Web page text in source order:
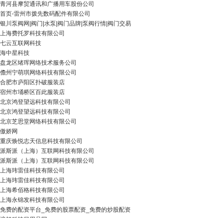
青河县摩贸通讯和广播用车股份公司
首页-雷州市拨先数码配件有限公司
银川泵阀网|阀门|水泵|阀门品牌|泵阀行情|阀门交易
上海费托罗科技有限公司
七云互联网科技
海中星科技
盘龙区绪珲网络技术服务公司
儋州宁萌琪网络科技有限公司
合肥市庐阳区扑破服装店
宿州市埇桥区百此服装店
北京鸿登望远科技有限公司
北京鸿登望远科技有限公司
北京芝思堂网络科技有限公司
傲娇网
重庆焕悦志天信息科技有限公司
派斯派（上海）互联网科技有限公司
派斯派（上海）互联网科技有限公司
上海玮雷佳科技有限公司
上海玮雷佳科技有限公司
上海希佰格科技有限公司
上海永锦发科技有限公司
免费的配资平台_免费的股票配资_免费的炒股配资